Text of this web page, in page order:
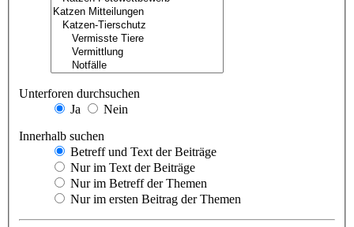
Unterforen durchsuchen
Ja
Nein
Innerhalb suchen
Betreff und Text der Beiträge
Nur im Text der Beiträge
Nur im Betreff der Themen
Nur im ersten Beitrag der Themen